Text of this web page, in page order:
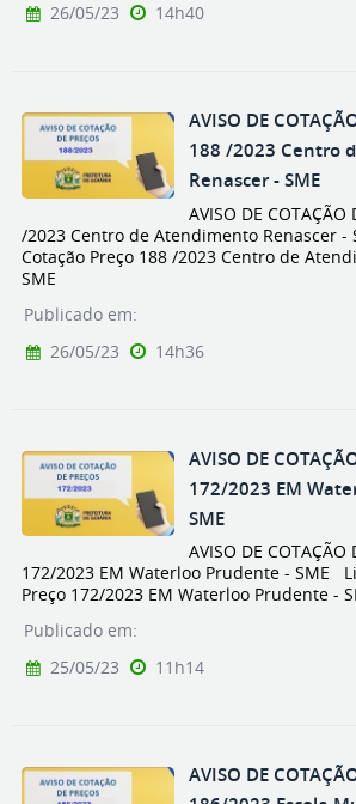
26/05/23
14h40
AVISO DE
188 /2023 Centro
Renascer - SME
AVISO DE COTAÇÃO
/2023 Centro de Atendimento Renascer -
Cotação Preço 188 /2023 Centro de
SME
Publicado em:
26/05/23
14h36
AVISO DE
172/2023 EM
SME
AVISO DE COTAÇÃO
172/2023 EM Waterloo Prudente - SME
Preço 172/2023 EM Waterloo Prudente -
Publicado em:
25/05/23
11h14
AVISO DE